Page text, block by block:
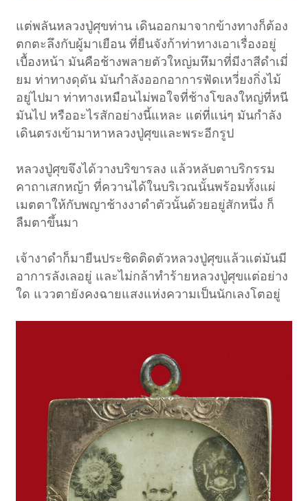
แต่พลันหลวงปู่ศุขท่าน เดินออกมาจากข้างทางก็ต้อง
ตกตะลึงกับผู้มาเยือน ที่ยืนจังก้าท่าทางเอาเรื่องอยู่
เบื้องหน้า มันคือช้างพลายตัวใหญ่มหึมาที่มีงาสีดำเมี่
ยม ท่าทางดุดัน มันกำลังออกอาการฟัดเหวี่ยงกิ่งไม้
อยู่ไปมา ท่าทางเหมือนไม่พอใจที่ช้างโขลงใหญ่ที่หนี
มันไป หรืออะไรสักอย่างนี้แหละ แต่ที่แน่ๆ มันกำลัง
เดินตรงเข้ามาหาหลวงปู่ศุขและพระอีกรูป
หลวงปู่ศุขจึงได้วางบริขารลง แล้วหลับตาบริกรรม
คาถาเสกหญ้า ที่ควานได้ในบริเวณนั้นพร้อมทั้งแผ่
เมตตาให้กับพญาช้างงาดำตัวนั้นด้วยอยู่สักหนึ่ง ก็
ลืมตาขึ้นมา
เจ้างาดำก็มายืนประชิดติดตัวหลวงปู่ศุขแล้วแต่มันมี
อาการลังเลอยู่ และไม่กล้าทำร้ายหลวงปู่ศุขแต่อย่าง
ใด แววตายังคงฉายแสงแห่งความเป็นนักเลงโตอยู่